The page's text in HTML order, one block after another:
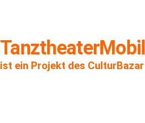
TanztheaterMobil
ist ein Projekt des CulturBazar